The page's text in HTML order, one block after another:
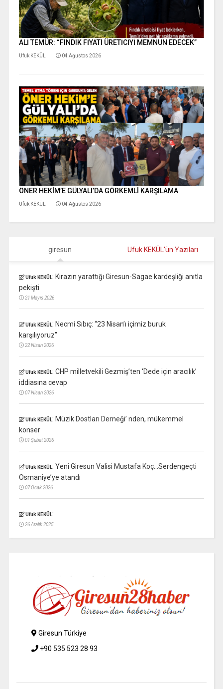
ALİ TEMÜR: “FINDIK FİYATI ÜRETİCİYİ MEMNUN EDECEK”
Ufuk KEKÜL 04 Ağustos 2026
ÖNER HEKİM’E GÜLYALI’DA GÖRKEMLİ KARŞILAMA
Ufuk KEKÜL 04 Ağustos 2026
giresun Ufuk KEKÜL'ün Yazıları
Ufuk KEKÜL: Kirazın yarattığı Giresun-Sagae kardeşliği anıtla
pekişti
21 Mayıs 2026
Ufuk KEKÜL: Necmi Sıbıç: “23 Nisan’ı içimiz buruk
karşılıyoruz”
22 Nisan 2026
Ufuk KEKÜL: CHP milletvekili Gezmiş’ten ‘Dede için aracılık’
iddiasına cevap
07 Nisan 2026
Ufuk KEKÜL: Müzik Dostları Derneği’ nden, mükemmel
konser
01 Şubat 2026
Ufuk KEKÜL: Yeni Giresun Valisi Mustafa Koç…Serdengeçti
Osmaniye’ye atandı
07 Ocak 2026
Ufuk KEKÜL:
26 Aralık 2025
Giresun Türkiye
+90 535 523 28 93